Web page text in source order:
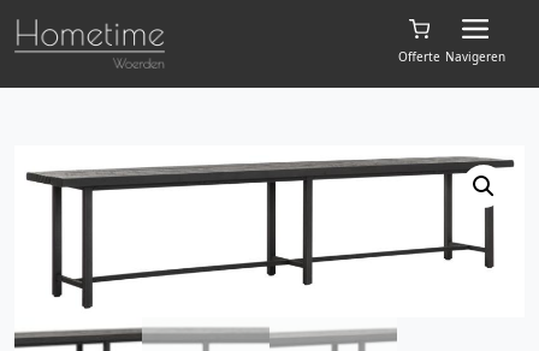
Offerte Navigeren